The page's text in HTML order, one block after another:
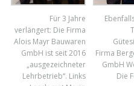
Für 3 Jahre
verlängert: Die Firma
Alois Mayr Bauwaren
GmbH ist seit 2016
„ausgezeichneter
Lehrbetrieb“. Links
Firma
GmbH
Die